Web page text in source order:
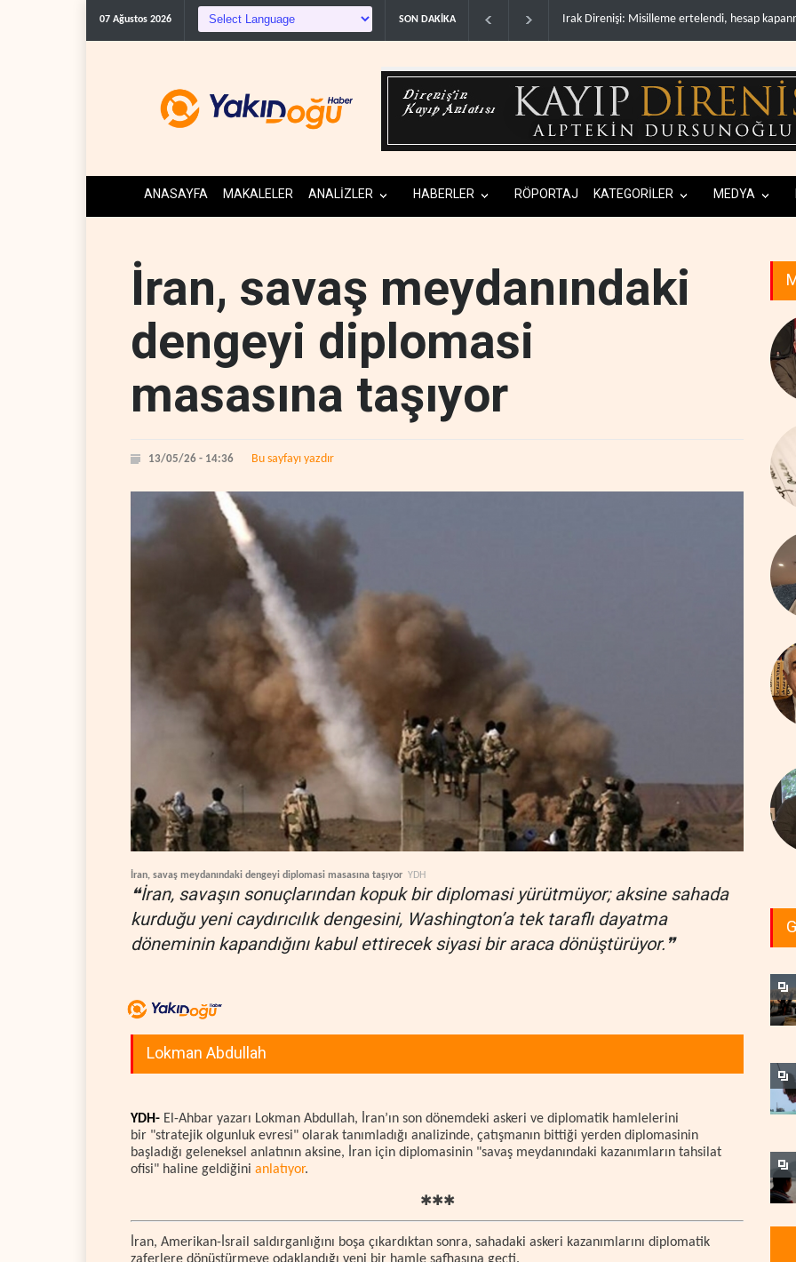
07 Ağustos 2026 SON DAKİKA
Irak Direnişi: Misilleme ertelendi, hesap kapanmadı.. Gazeteci Magnier: Trump, Hürmüz Boğazı
ANASAYFA MAKALELER ANALİZLER HABERLER RÖPORTAJ KATEGORİLER MEDYA
İran, savaş meydanındaki
dengeyi diplomasi
masasına taşıyor
13/05/26 - 14:36 Bu sayfayı yazdır
İran, savaş meydanındaki dengeyi diplomasi masasına taşıyor YDH
❝İran, savaşın sonuçlarından kopuk bir diplomasi yürütmüyor; aksine sahada
kurduğu yeni caydırıcılık dengesini, Washington’a tek taraflı dayatma
döneminin kapandığını kabul ettirecek siyasi bir araca dönüştürüyor.❞
Lokman Abdullah
YDH- El-Ahbar yazarı Lokman Abdullah, İran’ın son dönemdeki askeri ve diplomatik hamlelerini
bir "stratejik olgunluk evresi" olarak tanımladığı analizinde, çatışmanın bittiği yerden diplomasinin
başladığı geleneksel anlatının aksine, İran için diplomasinin "savaş meydanındaki kazanımların tahsilat
ofisi" haline geldiğini anlatıyor.
✱✱✱
İran, Amerikan-İsrail saldırganlığını boşa çıkardıktan sonra, sahadaki askeri kazanımlarını diplomatik